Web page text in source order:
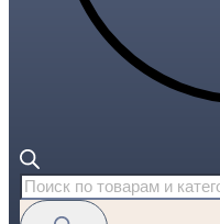
Поиск
товаров